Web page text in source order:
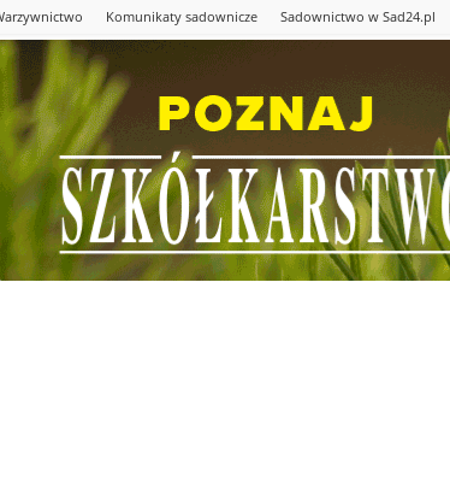
Komunikaty sadownicze Sadownictwo w Sad24.pl